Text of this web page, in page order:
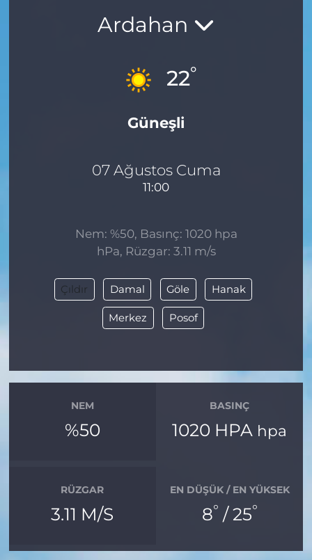
Ardahan
22°
Güneşli
07 Ağustos Cuma
11:00
Nem: %50, Basınç: 1020 hpa
hPa, Rüzgar: 3.11 m/s
Çıldır Damal Göle Hanak
Merkez Posof
NEM
%50
BASINÇ
1020 HPA hpa
RÜZGAR
3.11 M/S
EN DÜŞÜK / EN YÜKSEK
8° / 25°